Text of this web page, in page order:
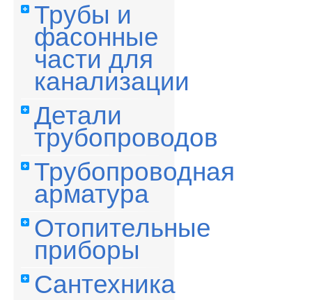
Трубы и
фасонные
части для
канализации
Детали
трубопроводов
Трубопроводная
арматура
Отопительные
приборы
Сантехника